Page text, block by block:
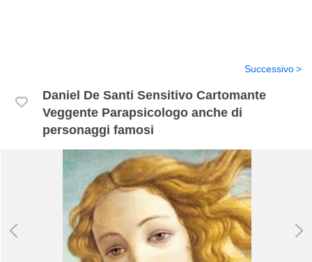
Daniel De Santi Sensitivo Cartomante
Veggente Parapsicologo anche di
personaggi famosi
Successivo